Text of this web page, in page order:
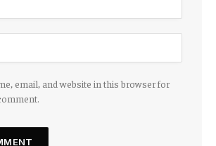
email, and website in this browser for